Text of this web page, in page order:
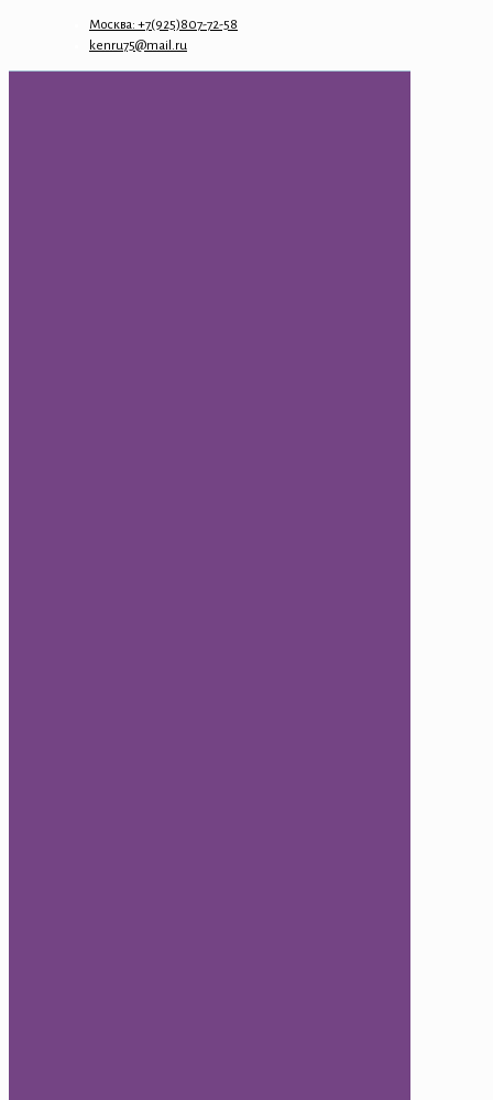
Москва: +7(925)807-72-58
kenru75@mail.ru